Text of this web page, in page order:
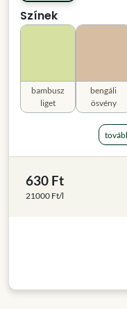
Színek
bambusz
liget
bengáli
ösvény
630 Ft
21000 Ft/l